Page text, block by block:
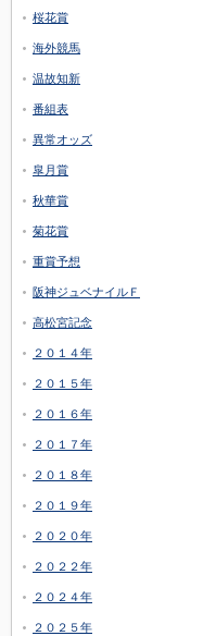
桜花賞
海外競馬
温故知新
番組表
異常オッズ
皐月賞
秋華賞
菊花賞
重賞予想
阪神ジュベナイルＦ
高松宮記念
２０１４年
２０１５年
２０１６年
２０１７年
２０１８年
２０１９年
２０２０年
２０２２年
２０２４年
２０２５年